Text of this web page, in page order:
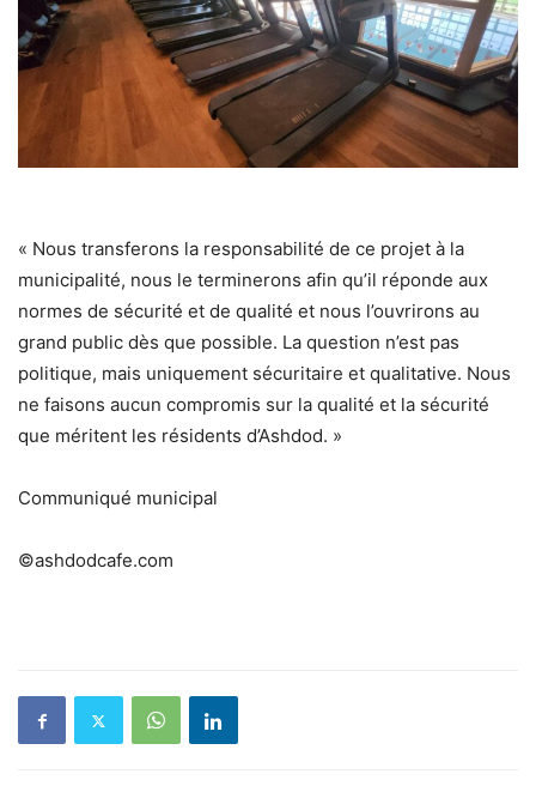
« Nous transferons la responsabilité de ce projet à la
municipalité, nous le terminerons afin qu’il réponde aux
normes de sécurité et de qualité et nous l’ouvrirons au
grand public dès que possible. La question n’est pas
politique, mais uniquement sécuritaire et qualitative. Nous
ne faisons aucun compromis sur la qualité et la sécurité
que méritent les résidents d’Ashdod. »
Communiqué municipal
©ashdodcafe.com